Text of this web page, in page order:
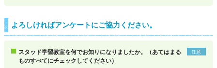
よろしければアンケートにご協力ください。
スタッド学習教室を何でお知りになりましたか。（あてはまる
ものすべてにチェックしてください）
任意